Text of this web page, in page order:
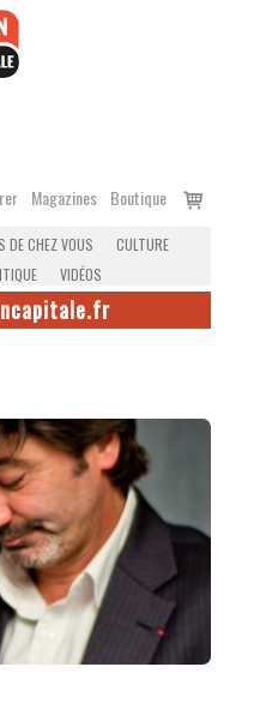
Magazines Boutique
Voir
DE CHEZ VOUS
CULTURE
VIDÉOS